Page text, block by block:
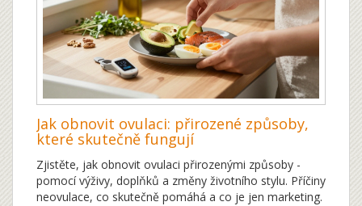
Jak obnovit ovulaci: přirozené způsoby,
které skutečně fungují
Zjistěte, jak obnovit ovulaci přirozenými způsoby -
pomocí výživy, doplňků a změny životního stylu. Příčiny
neovulace, co skutečně pomáhá a co je jen marketing.